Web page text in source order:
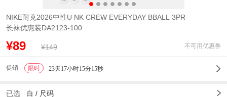
NIKE耐克2026中性U NK CREW EVERYDAY BBALL 3PR
长袜优惠装DA2123-100
¥89 ¥149 不可用优惠券
促销 限时 23天17小时15分15秒
已选 白 / 尺码